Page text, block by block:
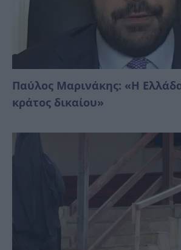
Παύλος Μαρινάκης: «Η
κράτος δικαίoυ»